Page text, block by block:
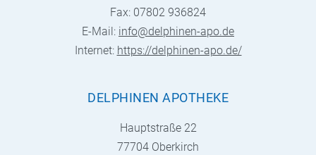
Fax: 07802 936824
E-Mail: info@delphinen-apo.de
Internet: https://delphinen-apo.de/
DELPHINEN APOTHEKE
Hauptstraße 22
77704 Oberkirch